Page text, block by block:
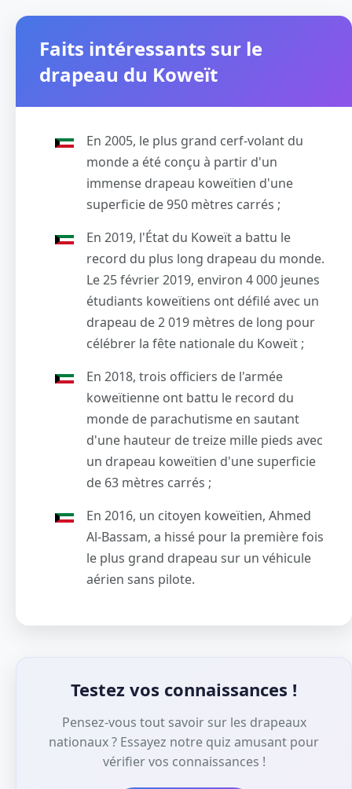
Faits intéressants sur le
drapeau du Koweït
En 2005, le plus grand cerf-volant du
monde a été conçu à partir d'un
immense drapeau koweïtien d'une
superficie de 950 mètres carrés ;
En 2019, l'État du Koweït a battu le
record du plus long drapeau du monde.
Le 25 février 2019, environ 4 000 jeunes
étudiants koweïtiens ont défilé avec un
drapeau de 2 019 mètres de long pour
célébrer la fête nationale du Koweït ;
En 2018, trois officiers de l'armée
koweïtienne ont battu le record du
monde de parachutisme en sautant
d'une hauteur de treize mille pieds avec
un drapeau koweïtien d'une superficie
de 63 mètres carrés ;
En 2016, un citoyen koweïtien, Ahmed
Al-Bassam, a hissé pour la première fois
le plus grand drapeau sur un véhicule
aérien sans pilote.
Testez vos connaissances !
Pensez-vous tout savoir sur les drapeaux
nationaux ? Essayez notre quiz amusant pour
vérifier vos connaissances !